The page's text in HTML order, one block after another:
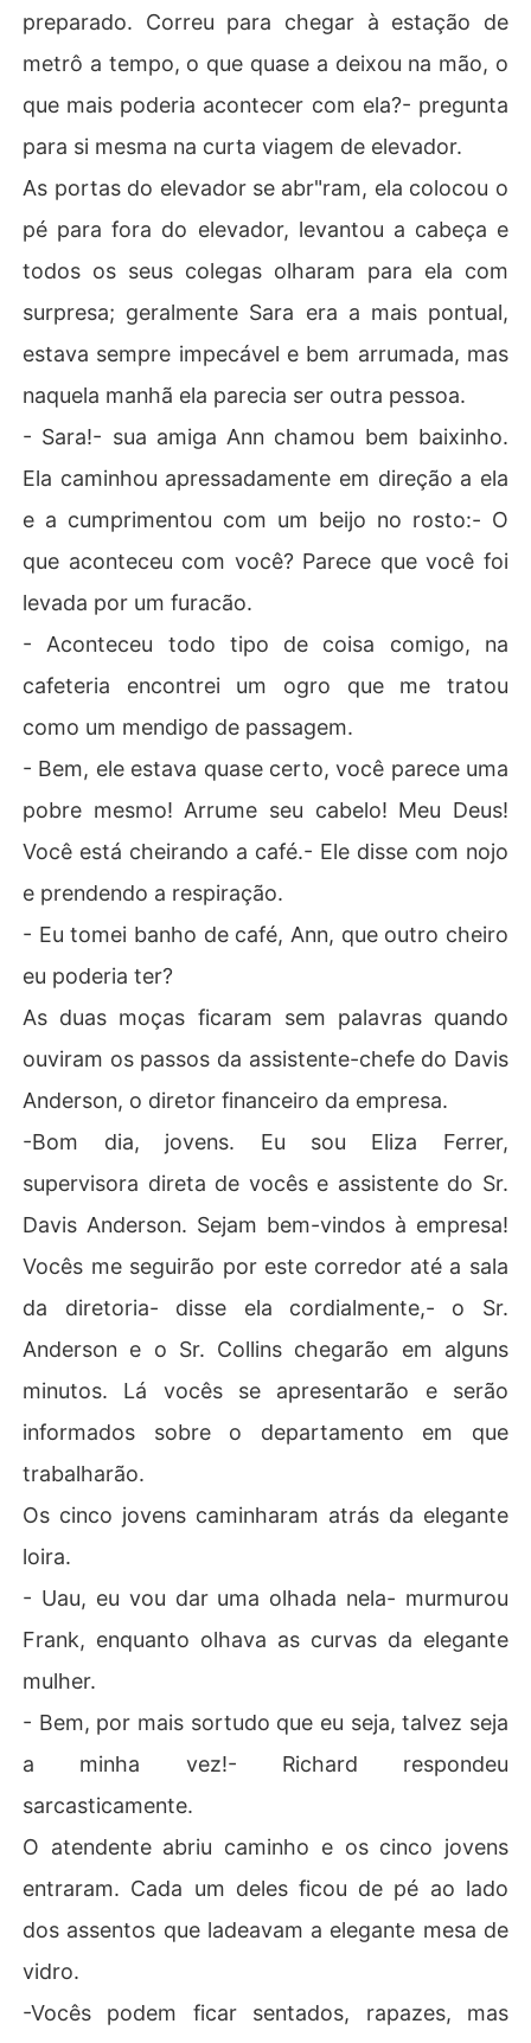
preparado. Correu para chegar à estação de
metrô a tempo, o que quase a deixou na mão, o
que mais poderia acontecer com ela?- pregunta
para si mesma na curta viagem de elevador.
As portas do elevador se abr"ram, ela colocou o
pé para fora do elevador, levantou a cabeça e
todos os seus colegas olharam para ela com
surpresa; geralmente Sara era a mais pontual,
estava sempre impecável e bem arrumada, mas
naquela manhã ela parecia ser outra pessoa.
- Sara!- sua amiga Ann chamou bem baixinho.
Ela caminhou apressadamente em direção a ela
e a cumprimentou com um beijo no rosto:- O
que aconteceu com você? Parece que você foi
levada por um furacão.
- Aconteceu todo tipo de coisa comigo, na
cafeteria encontrei um ogro que me tratou
como um mendigo de passagem.
- Bem, ele estava quase certo, você parece uma
pobre mesmo! Arrume seu cabelo! Meu Deus!
Você está cheirando a café.- Ele disse com nojo
e prendendo a respiração.
- Eu tomei banho de café, Ann, que outro cheiro
eu poderia ter?
As duas moças ficaram sem palavras quando
ouviram os passos da assistente-chefe do Davis
Anderson, o diretor financeiro da empresa.
-Bom dia, jovens. Eu sou Eliza Ferrer,
supervisora direta de vocês e assistente do Sr.
Davis Anderson. Sejam bem-vindos à empresa!
Vocês me seguirão por este corredor até a sala
da diretoria- disse ela cordialmente,- o Sr.
Anderson e o Sr. Collins chegarão em alguns
minutos. Lá vocês se apresentarão e serão
informados sobre o departamento em que
trabalharão.
Os cinco jovens caminharam atrás da elegante
loira.
- Uau, eu vou dar uma olhada nela- murmurou
Frank, enquanto olhava as curvas da elegante
mulher.
- Bem, por mais sortudo que eu seja, talvez seja
a minha vez!- Richard respondeu
sarcasticamente.
O atendente abriu caminho e os cinco jovens
entraram. Cada um deles ficou de pé ao lado
dos assentos que ladeavam a elegante mesa de
vidro.
-Vocês podem ficar sentados, rapazes, mas